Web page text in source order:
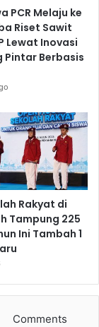
PCR Melaju ke
Riset Sawit
Lewat Inovasi
Pintar Berbasis
Rakyat di
Tampung 225
Ini Tambah 1
Comments